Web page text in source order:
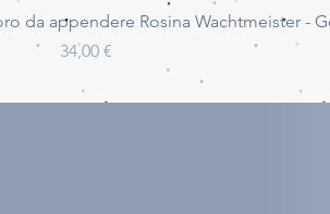
Vista rapida
da appendere Rosina Wachtmeister -
Prezzo
34,00 €